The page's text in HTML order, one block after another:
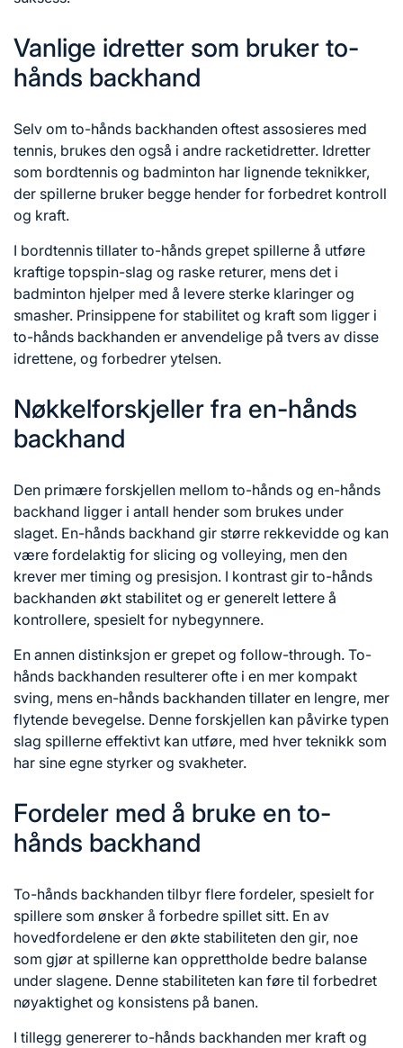
Vanlige idretter som bruker to-
hånds backhand
Selv om to-hånds backhanden oftest assosieres med
tennis, brukes den også i andre racketidretter. Idretter
som bordtennis og badminton har lignende teknikker,
der spillerne bruker begge hender for forbedret kontroll
og kraft.
I bordtennis tillater to-hånds grepet spillerne å utføre
kraftige topspin-slag og raske returer, mens det i
badminton hjelper med å levere sterke klaringer og
smasher. Prinsippene for stabilitet og kraft som ligger i
to-hånds backhanden er anvendelige på tvers av disse
idrettene, og forbedrer ytelsen.
Nøkkelforskjeller fra en-hånds
backhand
Den primære forskjellen mellom to-hånds og en-hånds
backhand ligger i antall hender som brukes under
slaget. En-hånds backhand gir større rekkevidde og kan
være fordelaktig for slicing og volleying, men den
krever mer timing og presisjon. I kontrast gir to-hånds
backhanden økt stabilitet og er generelt lettere å
kontrollere, spesielt for nybegynnere.
En annen distinksjon er grepet og follow-through. To-
hånds backhanden resulterer ofte i en mer kompakt
sving, mens en-hånds backhanden tillater en lengre, mer
flytende bevegelse. Denne forskjellen kan påvirke typen
slag spillerne effektivt kan utføre, med hver teknikk som
har sine egne styrker og svakheter.
Fordeler med å bruke en to-
hånds backhand
To-hånds backhanden tilbyr flere fordeler, spesielt for
spillere som ønsker å forbedre spillet sitt. En av
hovedfordelene er den økte stabiliteten den gir, noe
som gjør at spillerne kan opprettholde bedre balanse
under slagene. Denne stabiliteten kan føre til forbedret
nøyaktighet og konsistens på banen.
I tillegg genererer to-hånds backhanden mer kraft og